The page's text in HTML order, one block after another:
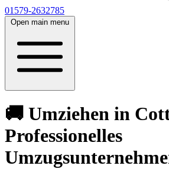
01579-2632785
Open main menu
🚚 Umziehen in
Professionelles